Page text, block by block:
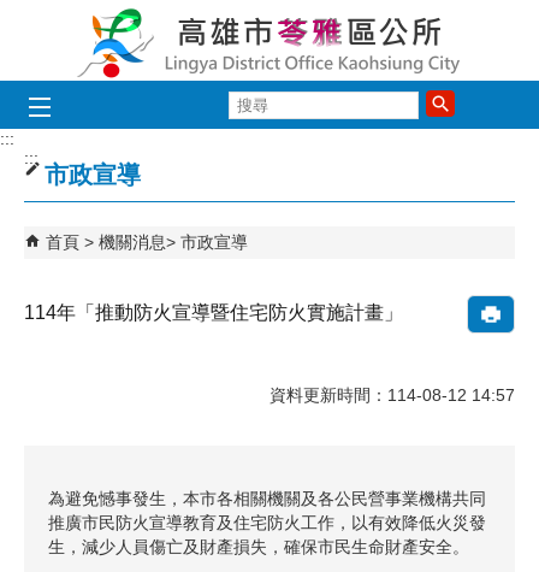
跳到主要內容區塊
尋
:::
:::
市政宣導
首頁 機關消息 市政宣導
114年「推動防火宣導暨住宅防火實施計畫」
資料更新時間：114-08-12 14:57
為避免憾事發生，本市各相關機關及各公民營事業機構共同
推廣市民防火宣導教育及住宅防火工作，以有效降低火災發
生，減少人員傷亡及財產損失，確保市民生命財產安全。